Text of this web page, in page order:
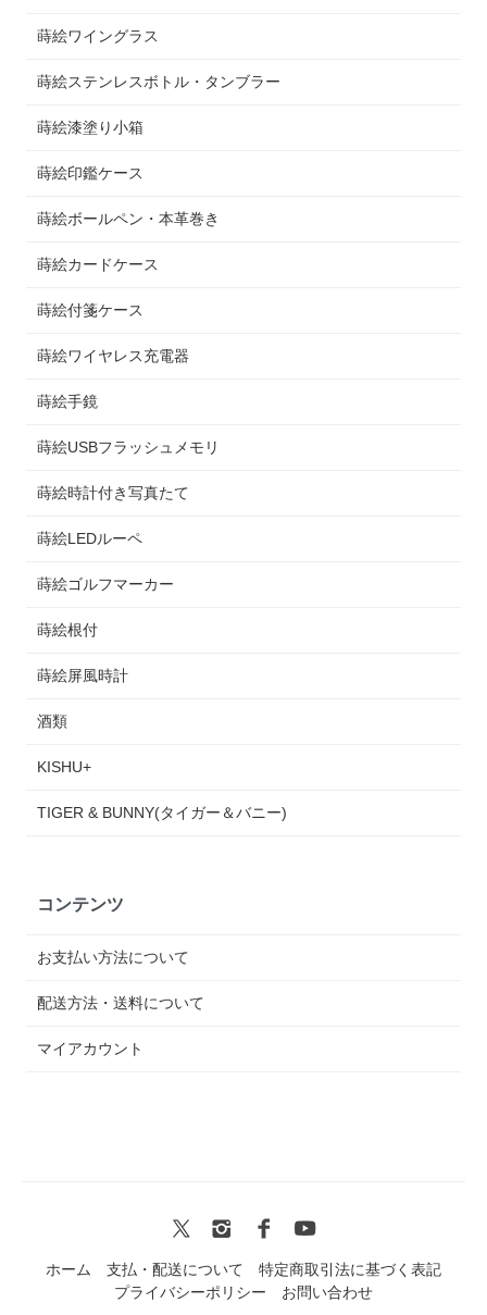
蒔絵ワイングラス
蒔絵ステンレスボトル・タンブラー
蒔絵漆塗り小箱
蒔絵印鑑ケース
蒔絵ボールペン・本革巻き
蒔絵カードケース
蒔絵付箋ケース
蒔絵ワイヤレス充電器
蒔絵手鏡
蒔絵USBフラッシュメモリ
蒔絵時計付き写真たて
蒔絵LEDルーペ
蒔絵ゴルフマーカー
蒔絵根付
蒔絵屏風時計
酒類
KISHU+
TIGER & BUNNY(タイガー＆バニー)
コンテンツ
お支払い方法について
配送方法・送料について
マイアカウント
ホーム 支払・配送について
特定商取引法に基づく表記
プライバシーポリシー
お問い合わせ